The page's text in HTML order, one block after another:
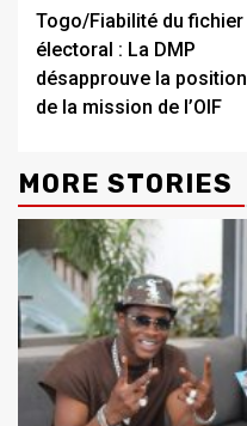
Reading
Togo/Fiabilité du fichier
électoral : La DMP
désapprouve la position
de la mission de l’OIF
MORE STORIES